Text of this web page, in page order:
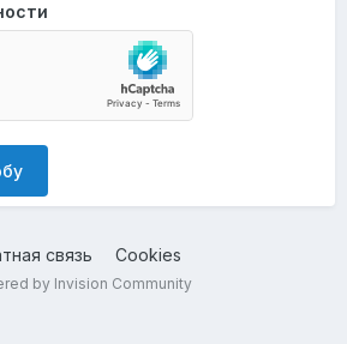
связь Cookies
by Invision Community